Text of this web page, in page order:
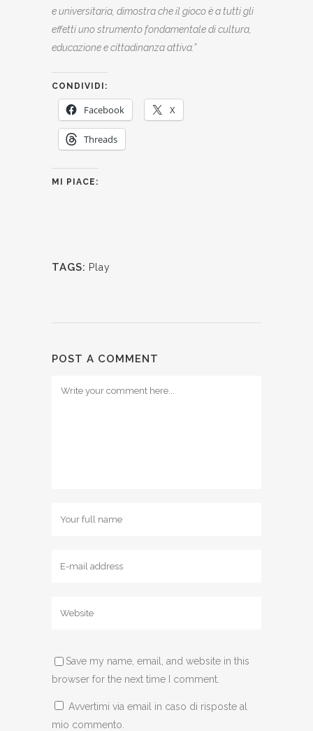
e universitaria, dimostra che il gioco è a tutti gli
effetti uno strumento fondamentale di cultura,
educazione e cittadinanza attiva.”
CONDIVIDI:
Facebook X
Threads
MI PIACE:
TAGS: Play
POST A COMMENT
Save my name, email, and website in this
browser for the next time I comment.
Avvertimi via email in caso di risposte al
mio commento.